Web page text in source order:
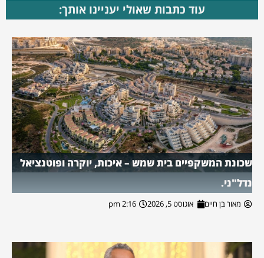
עוד כתבות שאולי יעניינו אותך:
שכונת המשקפיים בית שמש – איכות, יוקרה ופוטנציאל
נדל"ני.
מאור בן חיים אוגוסט 5, 2026 2:16 pm